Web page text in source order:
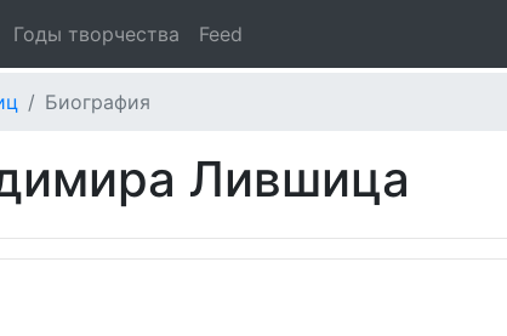
Годы творчества Feed
Биография
Лившица